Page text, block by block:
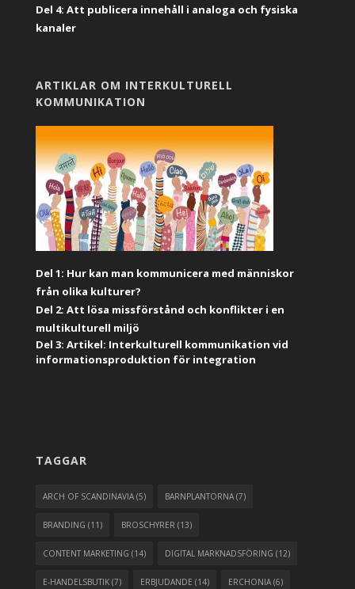
Del 4: Att publicera innehåll i analoga och fysiska
kanaler
ARTIKLAR OM INTERKULTURELL
KOMMUNIKATION
Del 1: Hur kan man kommunicera med människor
från olika kulturer?
Del 2: Att lösa missförstånd och konflikter i en
multikulturell miljö
Del 3: Artikel: Interkulturell kommunikation vid
informationsproduktion för integration
TAGGAR
ARCH OF SCANDINAVIA (5) BARNPLANTORNA (7)
BRANDING (11) BROSCHYRER (13)
CONTENT MARKETING (14) DIGITAL MARKNADSFÖRING (12)
E-HANDELSBUTIK (7) ERBJUDANDE (14) ERCHONIA (6)